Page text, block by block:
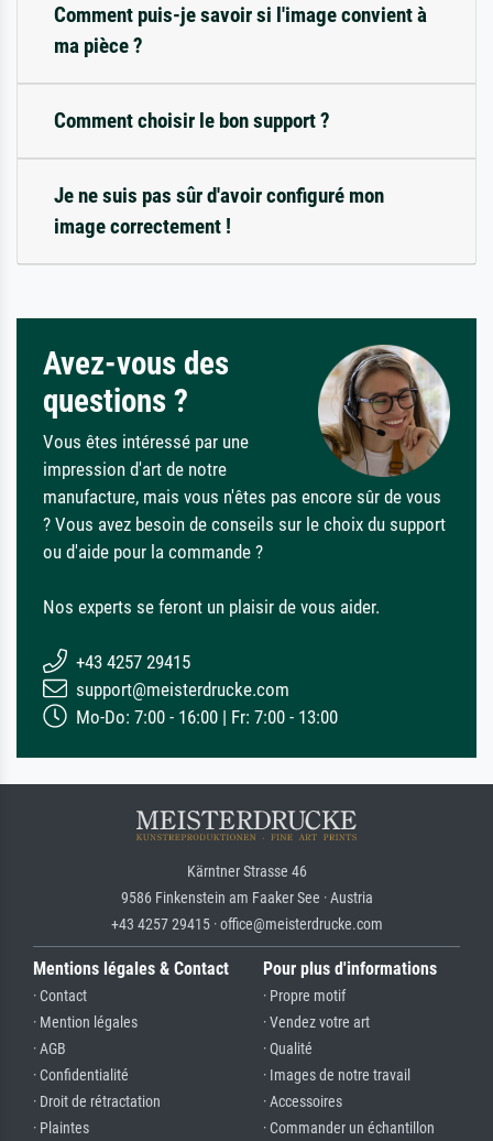
Comment puis-je savoir si l'image convient à
ma pièce ?
Comment choisir le bon support ?
Je ne suis pas sûr d'avoir configuré mon
image correctement !
Avez-vous des
questions ?
Vous êtes intéressé par une
impression d'art de notre
manufacture, mais vous n'êtes pas encore sûr de vous
? Vous avez besoin de conseils sur le choix du support
ou d'aide pour la commande ?
Nos experts se feront un plaisir de vous aider.
+43 4257 29415
support@meisterdrucke.com
Mo-Do: 7:00 - 16:00 | Fr: 7:00 - 13:00
Kärntner Strasse 46
9586 Finkenstein am Faaker See · Austria
+43 4257 29415 · office@meisterdrucke.com
Mentions légales & Contact
· Contact
· Mention légales
· AGB
· Confidentialité
· Droit de rétractation
· Plaintes
Pour plus d'informations
· Propre motif
· Vendez votre art
· Qualité
· Images de notre travail
· Accessoires
· Commander un échantillon